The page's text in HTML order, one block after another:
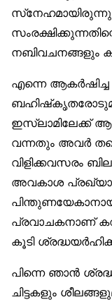
നബിവചനങ്ങളും
എന്നെ
ഇസ്‌ലാമിലേക്ക്
വന്നതും അവർ
വിളിക്കവസരം
അവകാശ
പ്രവാചകനാണ്
കൂടി
പിന്നെ ഞാൻ
ചിട്ടകളും